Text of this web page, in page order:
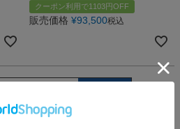
クーポン利用で1103円OFF
販売価格 ¥93,500税込